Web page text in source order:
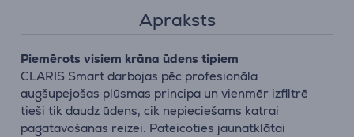
Apraksts
Piemērots visiem krāna ūdens tipiem
CLARIS Smart darbojas pēc profesionāla
augšupejošas plūsmas principa un vienmēr izfiltrē
tieši tik daudz ūdens, cik nepieciešams katrai
pagatavošanas reizei. Pateicoties jaunatklātai